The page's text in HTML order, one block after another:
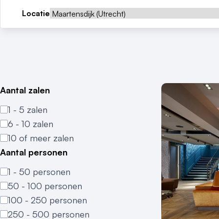
Locatie
Aantal zalen
1 - 5 zalen
6 - 10 zalen
10 of meer zalen
Aantal personen
1 - 50 personen
50 - 100 personen
100 - 250 personen
250 - 500 personen